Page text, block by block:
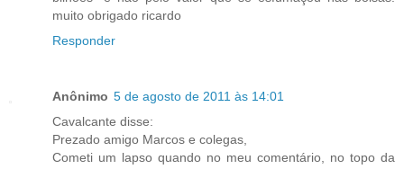
muito obrigado ricardo
Responder
Anônimo 5 de agosto de 2011 às 14:01
Cavalcante disse:
Prezado amigo Marcos e colegas,
Cometi um lapso quando no meu comentário, no topo da